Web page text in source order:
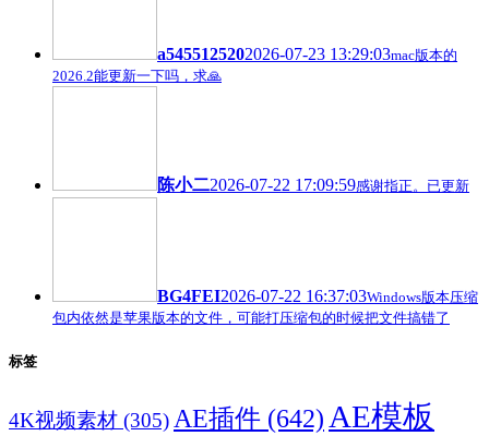
a5455125202026-07-23 13:29:03mac版本的
2026.2能更新一下吗，求🙏
陈小二2026-07-22 17:09:59感谢指正。已更新
BG4FEI2026-07-22 16:37:03Windows版本压缩
包内依然是苹果版本的文件，可能打压缩包的时候把文件搞错了
标签
4K视频素材 (305)AE插件 (642) AE模板